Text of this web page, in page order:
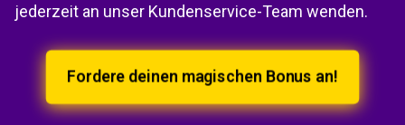
jederzeit an unser Kundenservice-Team wenden.
Fordere deinen magischen Bonus an!